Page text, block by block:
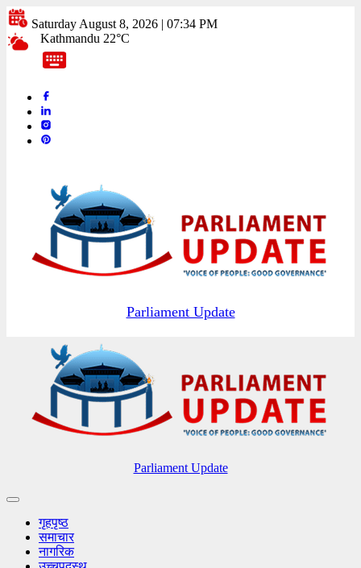
Saturday August 8, 2026 | 07:34 PM
Kathmandu 22°C
Parliament Update
Parliament Update
गृहपृष्ठ
समाचार
नागरिक